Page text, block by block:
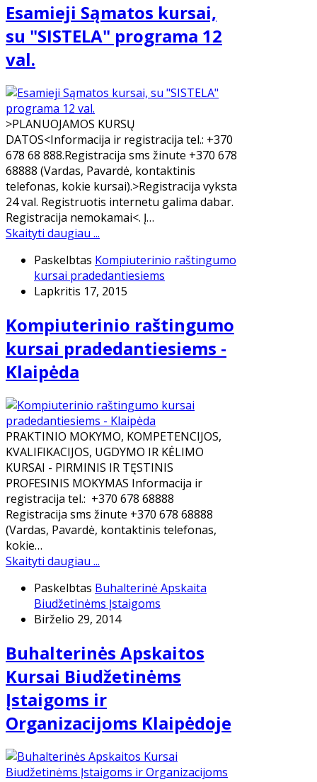
Esamieji Sąmatos kursai,
su "SISTELA" programa 12
val.
>PLANUOJAMOS KURSŲ
DATOS<Informacija ir registracija tel.: +370
678 68 888.Registracija sms žinute +370 678
68888 (Vardas, Pavardė, kontaktinis
telefonas, kokie kursai).>Registracija vyksta
24 val. Registruotis internetu galima dabar.
Registracija nemokamai<. Į…
Skaityti daugiau ...
Paskelbtas Kompiuterinio raštingumo
kursai pradedantiesiems
Lapkritis 17, 2015
Kompiuterinio raštingumo
kursai pradedantiesiems -
Klaipėda
PRAKTINIO MOKYMO, KOMPETENCIJOS,
KVALIFIKACIJOS, UGDYMO IR KĖLIMO
KURSAI - PIRMINIS IR TĘSTINIS
PROFESINIS MOKYMAS Informacija ir
registracija tel.: +370 678 68888
Registracija sms žinute +370 678 68888
(Vardas, Pavardė, kontaktinis telefonas,
kokie…
Skaityti daugiau ...
Paskelbtas Buhalterinė Apskaita
Biudžetinėms Įstaigoms
Birželio 29, 2014
Buhalterinės Apskaitos
Kursai Biudžetinėms
Įstaigoms ir
Organizacijoms Klaipėdoje